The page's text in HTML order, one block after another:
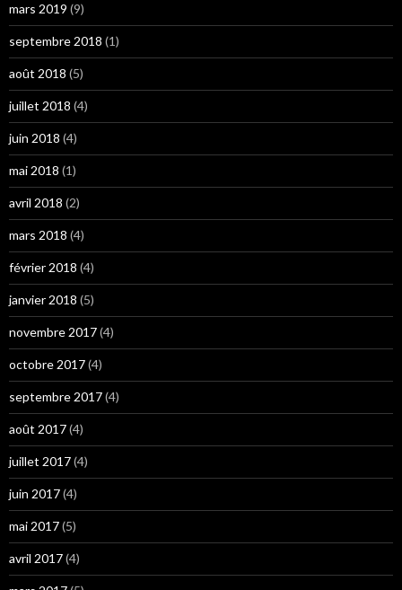
mars 2019 (9)
septembre 2018 (1)
août 2018 (5)
juillet 2018 (4)
juin 2018 (4)
mai 2018 (1)
avril 2018 (2)
mars 2018 (4)
février 2018 (4)
janvier 2018 (5)
novembre 2017(4)
octobre 2017(4)
septembre 2017(4)
août 2017(4)
juillet 2017(4)
juin 2017(4)
mai 2017(5)
avril 2017(4)